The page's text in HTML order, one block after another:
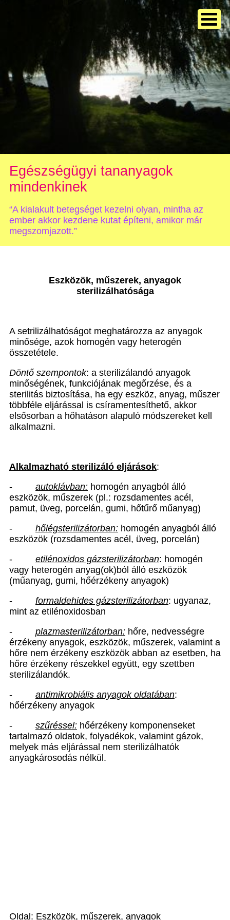
Egészségügyi tananyagok
mindenkinek
“A kialakult betegséget kezelni olyan, mintha az
ember akkor kezdene kutat építeni, amikor már
megszomjazott.”
Eszközök, műszerek, anyagok
sterilizálhatósága
A setrilizálhatóságot meghatározza az anyagok
minősége, azok homogén vagy heterogén
összetétele.
Döntő szempontok: a sterilizálandó anyagok
minőségének, funkciójának megőrzése, és a
sterilitás biztosítása, ha egy eszköz, anyag, műszer
többféle eljárással is csíramentesíthető, akkor
elsősorban a hőhatáson alapuló módszereket kell
alkalmazni.
Alkalmazható sterilizáló eljárások:
-
autoklávban: homogén anyagból álló
eszközök, műszerek (pl.: rozsdamentes acél,
pamut, üveg, porcelán, gumi, hőtűrő műanyag)
-
hőlégsterilizátorban: homogén anyagból álló
eszközök (rozsdamentes acél, üveg, porcelán)
-
etilénoxidos gázsterilizátorban: homogén
vagy heterogén anyag(ok)ból álló eszközök
(műanyag, gumi, hőérzékeny anyagok)
-
formaldehides gázsterilizátorban: ugyanaz,
mint az etilénoxidosban
-
plazmasterilizátorban: hőre, nedvességre
érzékeny anyagok, eszközök, műszerek, valamint a
hőre nem érzékeny eszközök abban az esetben, ha
hőre érzékeny részekkel együtt, egy szettben
sterilizálandók.
-
antimikrobiális anyagok oldatában:
hőérzékeny anyagok
-
szűréssel: hőérzékeny komponenseket
tartalmazó oldatok, folyadékok, valamint gázok,
melyek más eljárással nem sterilizálhatók
anyagkárosodás nélkül.
Oldal: Eszközök, műszerek, anyagok